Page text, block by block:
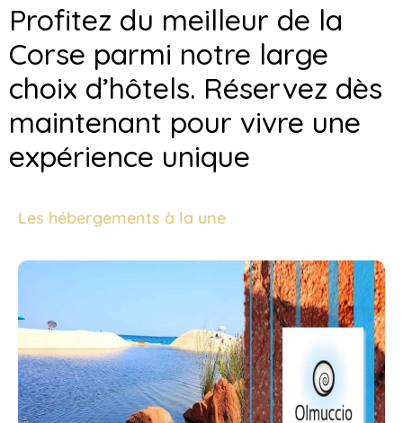
Profitez du meilleur de la
Corse parmi notre large
choix d’hôtels. Réservez dès
maintenant pour vivre une
expérience unique
Les hébergements à la une